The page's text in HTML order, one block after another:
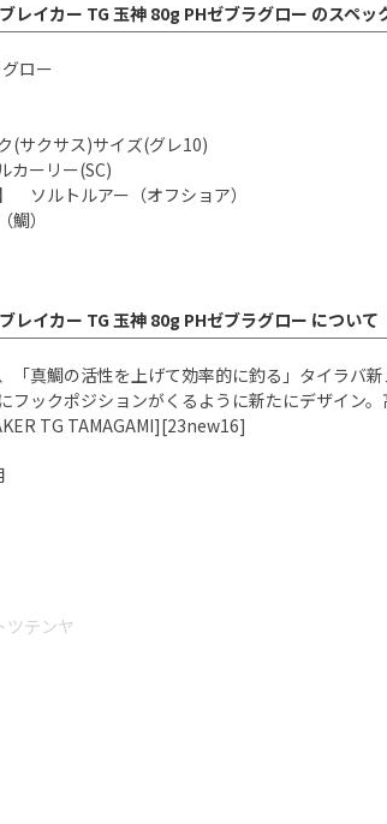
レイカー TG 玉神 80g PHゼブラグロー のスペッ
ロー
(サクサス)サイズ(グレ10)
カーリー(SC)
ソルトルアー（オフショア）
）
レイカー TG 玉神 80g PHゼブラグロー について
「真鯛の活性を上げて効率的に釣る」タイラバ
フックポジションがくるように新たにデザイン
TG TAMAGAMI][23new16]
ツテンヤ